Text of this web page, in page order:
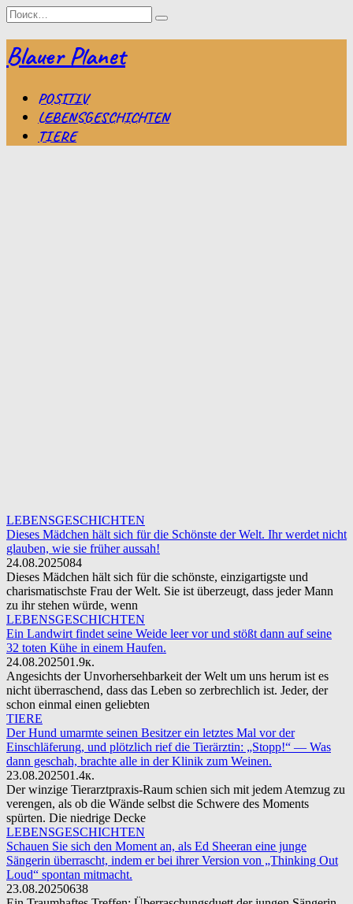
Перейти
к
содержанию
Search
for:
Blauer Planet
POSITIV
LEBENSGESCHICHTEN
TIERE
LEBENSGESCHICHTEN
Dieses Mädchen hält sich für die Schönste der Welt. Ihr werdet nicht
glauben, wie sie früher aussah!
24.08.2025084
Dieses Mädchen hält sich für die schönste, einzigartigste und
charismatischste Frau der Welt. Sie ist überzeugt, dass jeder Mann
zu ihr stehen würde, wenn
LEBENSGESCHICHTEN
Ein Landwirt findet seine Weide leer vor und stößt dann auf seine
32 toten Kühe in einem Haufen.
24.08.202501.9к.
Angesichts der Unvorhersehbarkeit der Welt um uns herum ist es
nicht überraschend, dass das Leben so zerbrechlich ist. Jeder, der
schon einmal einen geliebten
TIERE
Der Hund umarmte seinen Besitzer ein letztes Mal vor der
Einschläferung, und plötzlich rief die Tierärztin: „Stopp!“ — Was
dann geschah, brachte alle in der Klinik zum Weinen.
23.08.202501.4к.
Der winzige Tierarztpraxis-Raum schien sich mit jedem Atemzug zu
verengen, als ob die Wände selbst die Schwere des Moments
spürten. Die niedrige Decke
LEBENSGESCHICHTEN
Schauen Sie sich den Moment an, als Ed Sheeran eine junge
Sängerin überrascht, indem er bei ihrer Version von „Thinking Out
Loud“ spontan mitmacht.
23.08.20250638